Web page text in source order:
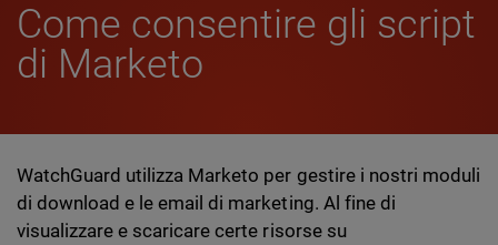
Come consentire gli script
di Marketo
WatchGuard utilizza Marketo per gestire i nostri moduli
di download e le email di marketing. Al fine di
visualizzare e scaricare certe risorse su